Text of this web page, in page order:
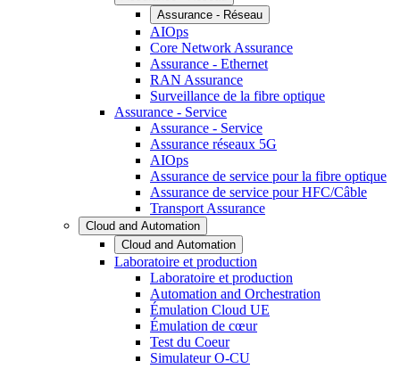
Assurance - Réseau
AIOps
Core Network Assurance
Assurance - Ethernet
RAN Assurance
Surveillance de la fibre optique
Assurance - Service
Assurance - Service
Assurance réseaux 5G
AIOps
Assurance de service pour la fibre optique
Assurance de service pour HFC/Câble
Transport Assurance
Cloud and Automation
Cloud and Automation
Laboratoire et production
Laboratoire et production
Automation and Orchestration
Émulation Cloud UE
Émulation de cœur
Test du Coeur
Simulateur O-CU